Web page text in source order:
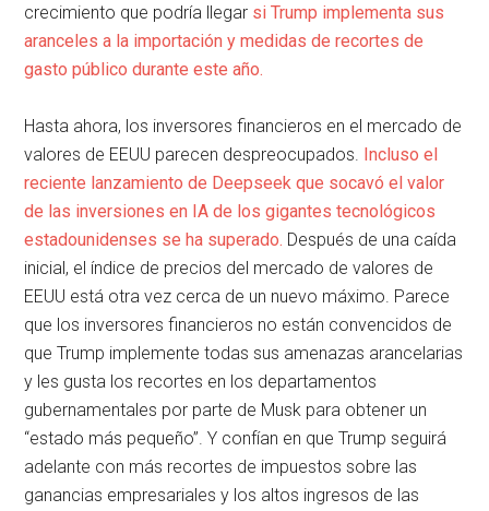
crecimiento que podría llegar si Trump implementa sus
aranceles a la importación y medidas de recortes de
gasto público durante este año.
Hasta ahora, los inversores financieros en el mercado de
valores de EEUU parecen despreocupados. Incluso el
reciente lanzamiento de Deepseek que socavó el valor
de las inversiones en IA de los gigantes tecnológicos
estadounidenses se ha superado. Después de una caída
inicial, el índice de precios del mercado de valores de
EEUU está otra vez cerca de un nuevo máximo. Parece
que los inversores financieros no están convencidos de
que Trump implemente todas sus amenazas arancelarias
y les gusta los recortes en los departamentos
gubernamentales por parte de Musk para obtener un
“estado más pequeño”. Y confían en que Trump seguirá
adelante con más recortes de impuestos sobre las
ganancias empresariales y los altos ingresos de las